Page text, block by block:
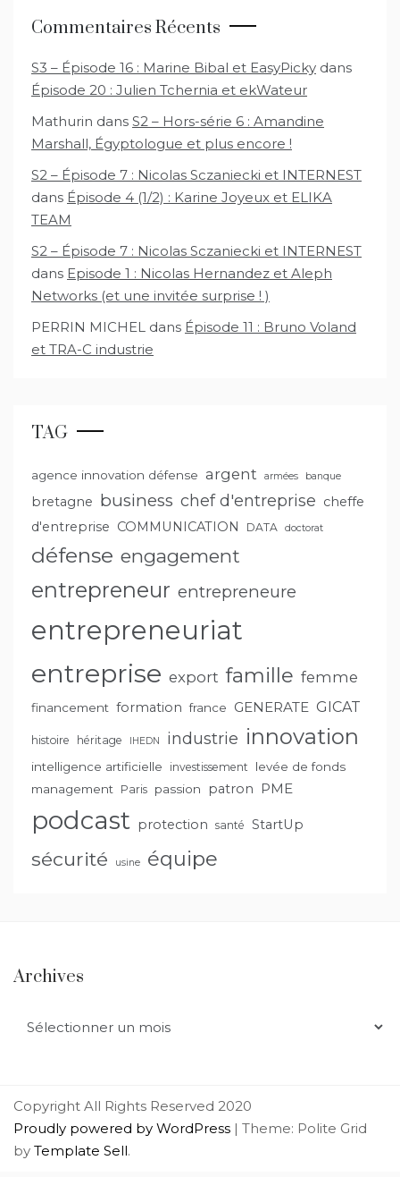
Commentaires Récents
S3 – Épisode 16 : Marine Bibal et EasyPicky dans
Épisode 20 : Julien Tchernia et ekWateur
Mathurin dans S2 – Hors-série 6 : Amandine
Marshall, Égyptologue et plus encore !
S2 – Épisode 7 : Nicolas Sczaniecki et INTERNEST
dans Épisode 4 (1/2) : Karine Joyeux et ELIKA
TEAM
S2 – Épisode 7 : Nicolas Sczaniecki et INTERNEST
dans Episode 1 : Nicolas Hernandez et Aleph
Networks (et une invitée surprise ! )
PERRIN MICHEL dans Épisode 11 : Bruno Voland
et TRA-C industrie
TAG
agence innovation défense argent armées banque
bretagne business chef d'entreprise cheffe
d'entreprise COMMUNICATION DATA doctorat
défense engagement
entrepreneur entrepreneure
entrepreneuriat
entreprise export famille femme
financement formation france GENERATE GICAT
histoire héritage IHEDN industrie innovation
intelligence artificielle investissement
levée de fonds
management
Paris passion patron PME
podcast protection santé StartUp
sécurité usine équipe
Archives
Copyright All Rights Reserved 2020
Proudly powered by WordPress | Theme: Polite Grid
by Template Sell.